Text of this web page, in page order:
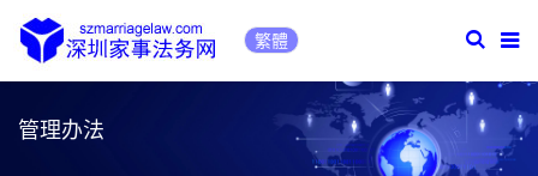
繁體
管理办法